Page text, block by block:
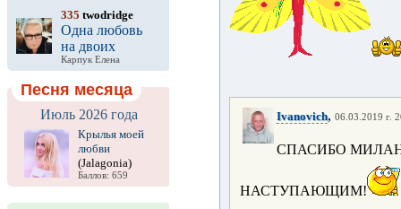
335 twodridge
Одна любовь
на двоих
Карпук Елена
Песня месяца
Июль 2026 года
Крылья моей
любви
(Jalagonia)
Баллов: 659
Ivanovich, 06.03.2019 г.
СПАСИБО
НАСТУПАЮЩИМ!